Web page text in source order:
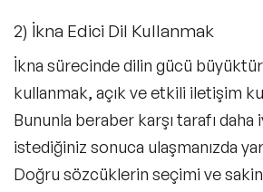
2) İkna Edici Dil Kullanmak
İkna sürecinde dilin gücü
kullanmak, açık ve etkili iletişim
Bununla beraber karşı tarafı daha
istediğiniz sonuca ulaşmanızda
Doğru sözcüklerin seçimi ve